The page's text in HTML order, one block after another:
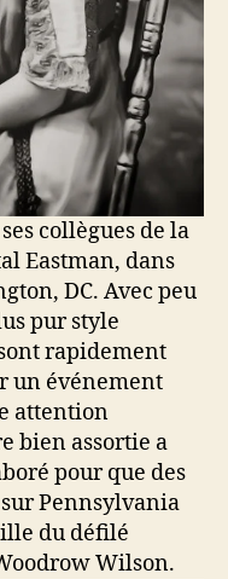
collègues de la
Eastman, dans
DC. Avec peu
pur style
rapidement
un événement
attention
bien assortie a
pour que des
Pennsylvania
du défilé
Wilson.